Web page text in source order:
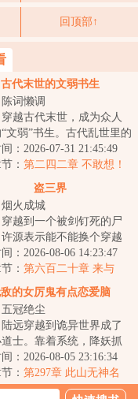
回顶部↑
古代末世的文弱书生
词懒调
越古代末世，成为众人
文弱”书生。古代乱世里的
怪、基建文。...
：2026-07-31 21:45:49
： 第二四二章 不敢想！
盗三界
火成城
越到一个被剑钉死的尸
源表示能不能换个穿越
则自己一附身就又又又
对这位...
：2026-08-06 14:23:47
： 第六百二十章 来与
的女厉鬼有点恋爱脑
冠绝尘
远穿越到诡异世界成了
士。靠着系统，降妖抓
这一地界小有名气。直
出任务...
：2026-08-05 23:16:34
： 第297章 此山无神名